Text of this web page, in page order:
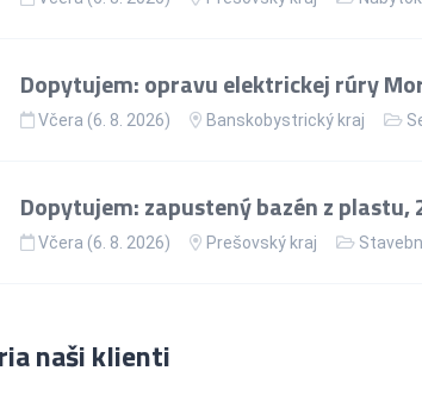
Dopytujem: opravu elektrickej rúry
Včera (6. 8. 2026) Banskobystrický kraj
Dopytujem: zapustený bazén z plastu,
Včera (6. 8. 2026) Prešovský kraj
naši klienti